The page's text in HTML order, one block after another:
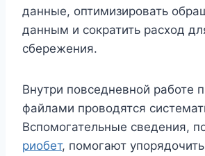
данные, оптимизировать
данным и сократить расход
сбережения.
Внутри повседневной работе
файлами проводятся
Вспомогательные сведения,
риобет, помогают